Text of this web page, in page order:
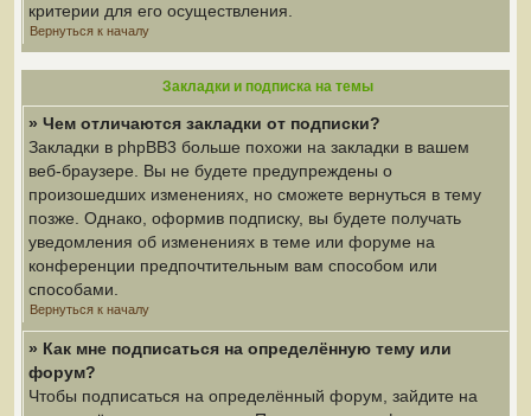
критерии для его осуществления.
Вернуться к началу
Закладки и подписка на темы
» Чем отличаются закладки от подписки?
Закладки в phpBB3 больше похожи на закладки в вашем
веб-браузере. Вы не будете предупреждены о
произошедших изменениях, но сможете вернуться в тему
позже. Однако, оформив подписку, вы будете получать
уведомления об изменениях в теме или форуме на
конференции предпочтительным вам способом или
способами.
Вернуться к началу
» Как мне подписаться на определённую тему или
форум?
Чтобы подписаться на определённый форум, зайдите на